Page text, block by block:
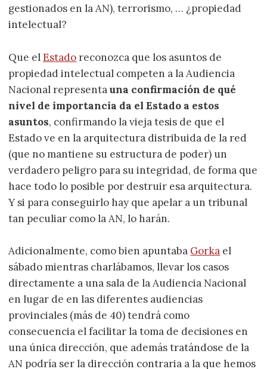
gestionados en la AN), terrorismo, … ¿propiedad
intelectual?
Que elEstado reconozca que los asuntos de
propiedad intelectual competen a la Audiencia
Nacional representauna confirmación de qué
nivel de importancia da el Estado a estos
asuntos, confirmando la vieja tesis de que el
Estado ve en la arquitectura distribuida de la red
(que no mantiene su estructura de poder) un
verdadero peligro para su integridad, de forma que
hace todo lo posible por destruir esa arquitectura.
Y si para conseguirlo hay que apelar a un tribunal
tan peculiar como la AN, lo harán.
Adicionalmente, como bien apuntaba Gorka el
sábado mientras charlábamos, llevar los casos
directamente a una sala de la Audiencia Nacional
en lugar de en las diferentes audiencias
provinciales (más de 40) tendrá como
consecuencia el facilitar la toma de decisiones en
una única dirección, que además tratándose de la
AN podría ser la dirección contraria a la que hemos